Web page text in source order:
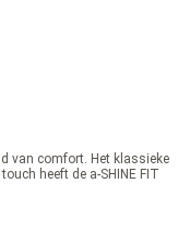
van comfort. Het klassieke
heeft de a-SHINE FIT